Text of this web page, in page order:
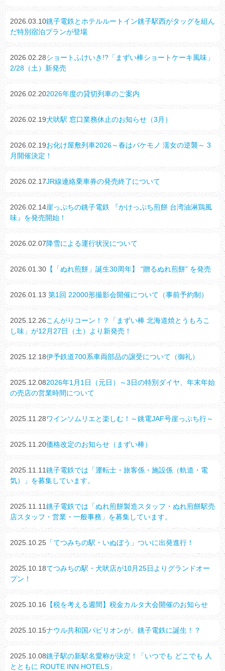
2026.03.10銚子電鉄とホテルルートイン銚子駅西がタッグを組ん
だ特別宿泊プランが登場
2026.02.28ショートふけいき!?「まずい棒ショートケーキ風味」
2/28（土）新発売
2026.02.202026年度の貸切列車のご案内
2026.02.19犬吠駅 窓口業務休止のお知らせ（3月）
2026.02.19お化け屋敷列車2026～春はバケモノ 濡女の逆襲～ 3
月開催決定！
2026.02.17JR線連絡乗車券の発売終了について
2026.02.14崖っぷちの銚子電鉄 『かけっぷち煎餅 台湾油淋鶏風
味』を発売開始！
2026.02.07降雪による運行状況について
2026.01.30 【「ぬれ煎餅」誕生30周年】 “贈るぬれ煎餅” を発売
2026.01.13 第1回 22000形撮影会開催について（事前予約制）
2025.12.26こんがりコーン！？「まずい棒 北海道焼とうもろこ
し味」が12月27日（土）より新発売！
2025.12.18伊予鉄道700系車両部品の譲受について（御礼）
2025.12.082026年1月1日（元日）～3日の特別ダイヤ、年末年始
の売店の営業時間について
2025.11.28ワインソムリエと楽しむ！～銚電JAF号崖っぷち行～
2025.11.20価格改定のお知らせ（まずい棒）
2025.11.11銚子電鉄では「運転士・旅客係・施設係（軌道・電
気）」を募集しています。
2025.11.11銚子電鉄では「ぬれ煎餅製造スタッフ・ぬれ煎餅駅売
店スタッフ・営業・一般事務」を募集しています。
2025.10.25 「てつみちの駅・いぬぼう」ついに出発進行！
2025.10.18てつみちの駅・犬吠店が10月25日よりグランドオー
プン！
2025.10.16 【税を考える週間】税金カルタ大会開催のお知らせ
2025.10.15ナウル共和国パビリオンが、銚子電鉄に誕生！？
2025.10.08銚子駅の新駅名愛称が決定！「いつでも どこでも 人
とともに ROUTE INN HOTELS」